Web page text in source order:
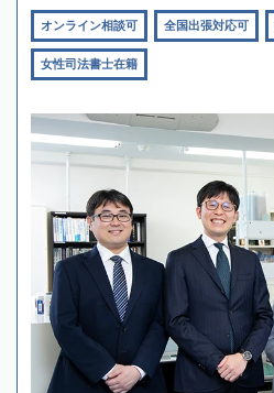
オンライン相談可 全国出張対応可
女性司法書士在籍